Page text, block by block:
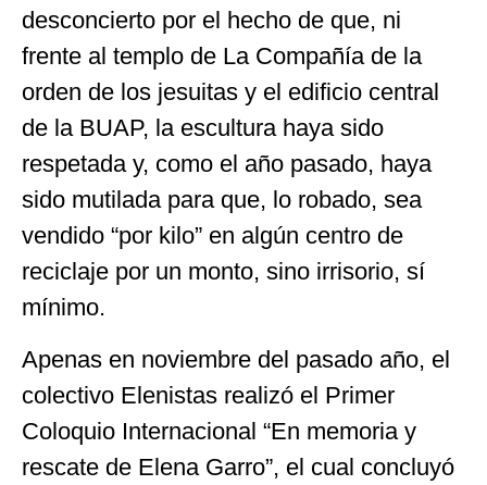
desconcierto por el hecho de que, ni
frente al templo de La Compañía de la
orden de los jesuitas y el edificio central
de la BUAP, la escultura haya sido
respetada y, como el año pasado, haya
sido mutilada para que, lo robado, sea
vendido “por kilo” en algún centro de
reciclaje por un monto, sino irrisorio, sí
mínimo.
Apenas en noviembre del pasado año, el
colectivo Elenistas realizó el Primer
Coloquio Internacional “En memoria y
rescate de Elena Garro”, el cual concluyó